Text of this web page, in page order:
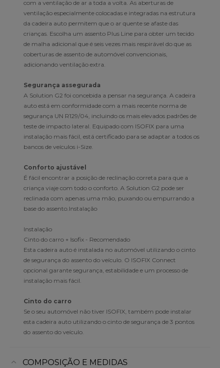
com a ventilação de ar a toda a volta. As aberturas de
ventilação especialmente colocadas e integradas na estrutura
da cadeira auto permitem que o ar quente se afaste das
crianças. Escolha um assento Plus Line para obter um tecido
de malha adicional que é seis vezes mais respirável do que as
coberturas de assento de automóvel convencionais,
adicionando ventilação extra.
Segurança assegurada
A Solution G2 foi concebida a pensar na segurança. A cadeira
auto está em conformidade com a mais recente norma de
segurança UN R129/04, incluindo os mais elevados padrões de
teste de impacto lateral. Equipado com ISOFIX para uma
instalação mais fácil, está certificado para se adaptar a todos os
bancos de veículos i-Size.
Conforto ajustável
É fácil encontrar a posição de reclinação correta para que a
criança viaje com todo o conforto. A Solution G2 pode ser
reclinada com apenas uma mão, puxando ou empurrando a
base do assento.Instalação
Instalação
Cinto do carro + Isofix - Recomendado
Esta cadeira auto é instalada no automóvel utilizando o cinto
de segurança do assento do veículo. O ISOFIX Connect
opcional garante segurança, estabilidade e um processo de
instalação mais fácil.
Cinto do carro
Se o seu automóvel não tiver ISOFIX, também pode instalar
esta cadeira auto utilizando o cinto de segurança de 3 pontos
do assento do veículo.
COMPOSIÇÃO E MEDIDAS